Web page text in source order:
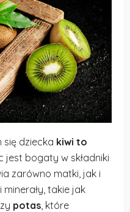
dziecka kiwi to
jest bogaty w składniki
zarówno matki, jak i
takie jak
potas , które